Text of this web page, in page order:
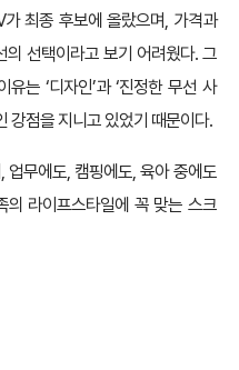
최종 후보에 올랐으며, 가격과
선택이라고 보기 어려웠다. 그
는 ‘디자인’과 ‘진정한 무선 사
강점을 지니고 있었기 때문이다.
업무에도, 캠핑에도, 육아 중에도
의 라이프스타일에 꼭 맞는 스크